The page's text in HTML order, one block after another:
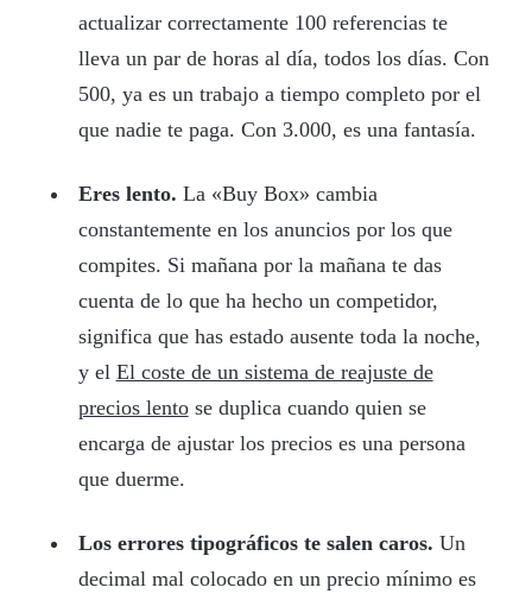
actualizar correctamente 100 referencias te
lleva un par de horas al día, todos los días. Con
500, ya es un trabajo a tiempo completo por el
que nadie te paga. Con 3.000, es una fantasía.
Eres lento. La «Buy Box» cambia
constantemente en los anuncios por los que
compites. Si mañana por la mañana te das
cuenta de lo que ha hecho un competidor,
significa que has estado ausente toda la noche,
y el El coste de un sistema de reajuste de
precios lentose duplica cuando quien se
encarga de ajustar los precios es una persona
que duerme.
Los errores tipográficos te salen caros. Un
decimal mal colocado en un precio mínimo es